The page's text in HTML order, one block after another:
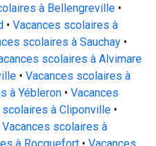
à Bellengreville •
• Vacances scolaires à
scolaires à Sauchay •
scolaires à Alvimare
• Vacances scolaires à
à Yébleron • Vacances
scolaires à Cliponville •
Vacances scolaires à